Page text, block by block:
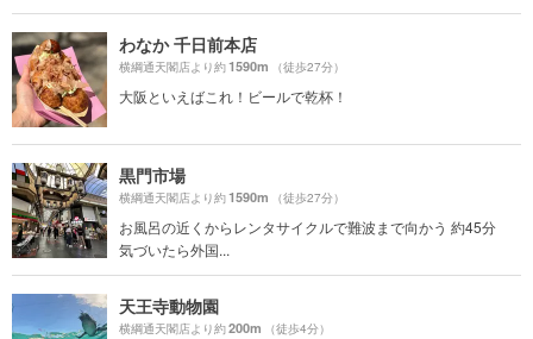
わなか 千日前本店
横綱通天閣店より約1590m （徒歩27分）
大阪といえばこれ！ビールで乾杯！
黒門市場
横綱通天閣店より約1590m （徒歩27分）
お風呂の近くからレンタサイクルで難波まで向かう 約45分
気づいたら外国...
天王寺動物園
横綱通天閣店より約200m （徒歩4分）